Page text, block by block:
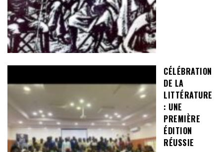
CÉLÉBRATION
DE LA
LITTÉRATURE
: UNE
PREMIÈRE
ÉDITION
RÉUSSIE